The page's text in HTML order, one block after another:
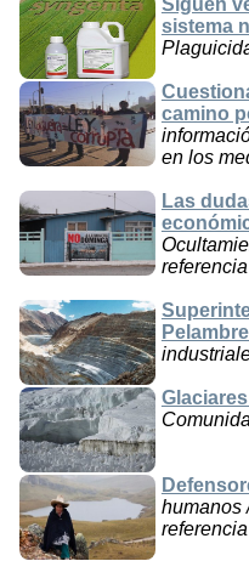
Siguen
sistema
camino
en los
Las
humanos